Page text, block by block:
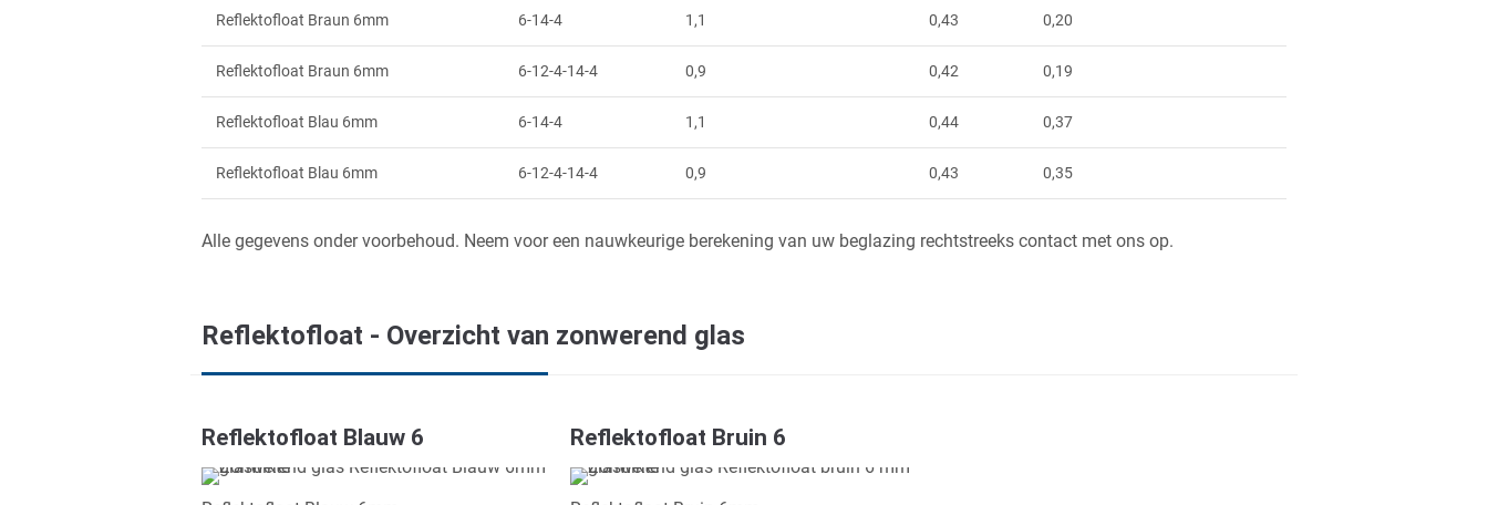
Reflektofloat Braun 6mm 6-14-4 1,1 0,43 0,20
Reflektofloat Braun 6mm 6-12-4-14-4 0,9 0,42 0,19
Reflektofloat Blau 6mm 6-14-4 1,1 0,44 0,37
Reflektofloat Blau 6mm 6-12-4-14-4 0,9 0,43 0,35
Alle gegevens onder voorbehoud. Neem voor een nauwkeurige berekening van uw beglazing rechtstreeks contact met ons op.
Reflektofloat - Overzicht van zonwerend glas
Reflektofloat Blauw 6 Reflektofloat Bruin 6